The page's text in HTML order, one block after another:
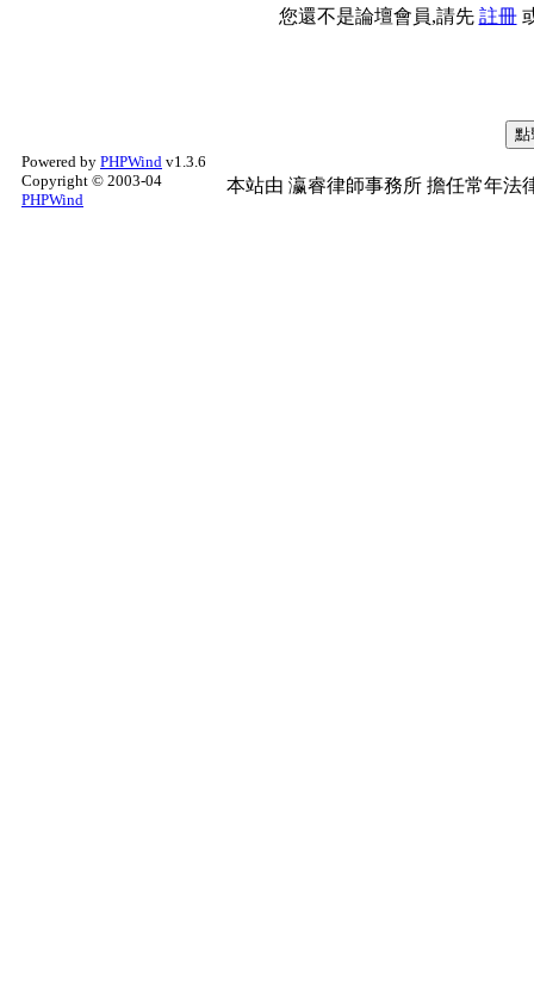
您還不是論壇會員,請先 註冊
Powered by PHPWind v1.3.6
Copyright © 2003-04
PHPWind
本站由 瀛睿律師事務所 擔任常年法